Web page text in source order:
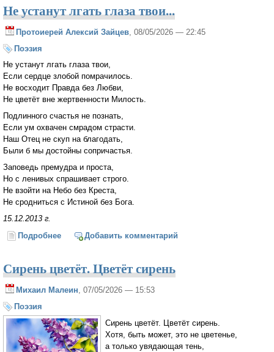
Не устанут лгать глаза твои...
Протоиерей Алексий Зайцев , 08/05/2026 — 22:45
Поэзия
Не устанут лгать глаза твои,
Если сердце злобой помрачилось.
Не восходит Правда без Любви,
Не цветёт вне жертвенности Милость.
Подлинного счастья не познать,
Если ум охвачен смрадом страсти.
Наш Отец не скуп на благодать,
Были б мы достойны сопричастья.
Заповедь премудра и проста,
Но с ленивых спрашивает строго.
Не взойти на Небо без Креста,
Не сродниться с Истиной без Бога.
15.12.2013 г.
Подробнее о Не устанут лгать глаза твои...
Добавить комментарий
Сирень цветёт. Цветёт сирень
Михаил Малеин, 07/05/2026 — 15:53
Поэзия
Сирень цветёт. Цветёт сирень.
Хотя, быть может, это не цветенье,
а только увядающая тень,